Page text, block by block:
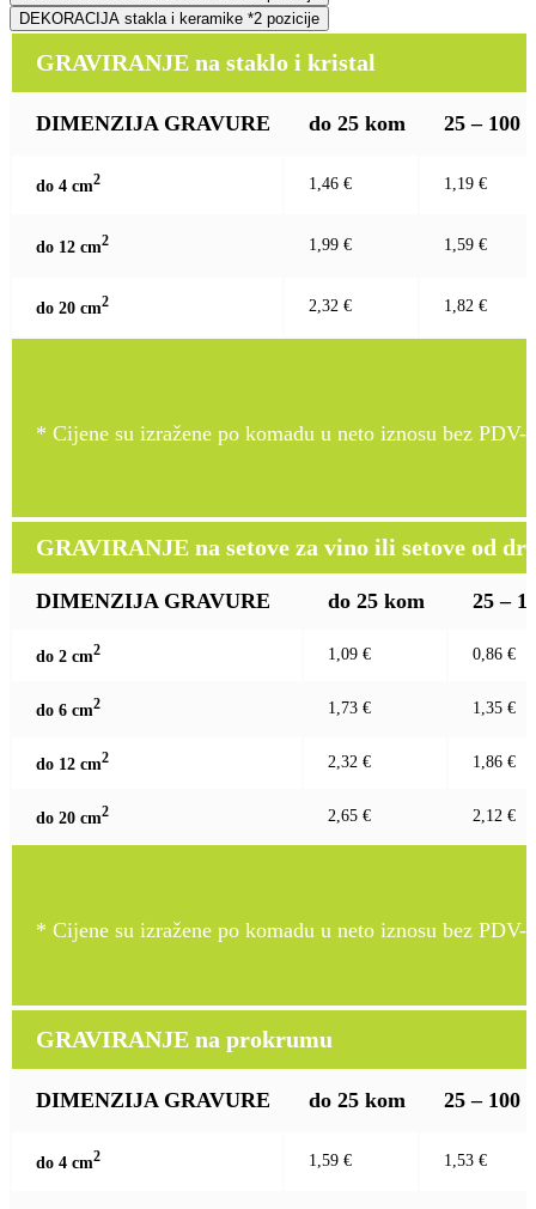
DEKORACIJA stakla i keramike *2 pozicije
GRAVIRANJE na staklo i kristal
DIMENZIJA GRAVURE do 25 kom 25 – 100
do 4 cm2 1,46 € 1,19 €
do 12 cm2 1,99 € 1,59 €
do 20 cm2 2,32 € 1,82 €
* Cijene su izražene po komadu u neto iznosu bez PDV-
GRAVIRANJE na setove za vino ili setove od
DIMENZIJA GRAVURE do 25 kom 25 –
do 2 cm2 1,09 € 0,86 €
do 6 cm2 1,73 € 1,35 €
do 12 cm2 2,32 € 1,86 €
do 20 cm2 2,65 € 2,12 €
* Cijene su izražene po komadu u neto iznosu bez PDV-
GRAVIRANJE na prokrumu
DIMENZIJA GRAVURE do 25 kom 25 – 100
do 4 cm2 1,59 € 1,53 €